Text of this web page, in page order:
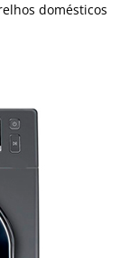
domésticos